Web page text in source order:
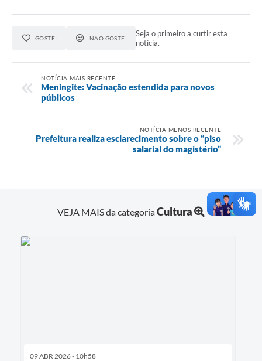
GOSTEI NÃO GOSTEI
Seja o primeiro a curtir esta
notícia.
NOTÍCIA MAIS RECENTE
Meningite: Vacinação estendida para novos
públicos
NOTÍCIA MENOS RECENTE
Prefeitura realiza esclarecimento sobre o “piso
salarial do magistério”
VEJA MAIS da categoriaCultura
09 ABR 2026 - 10h58